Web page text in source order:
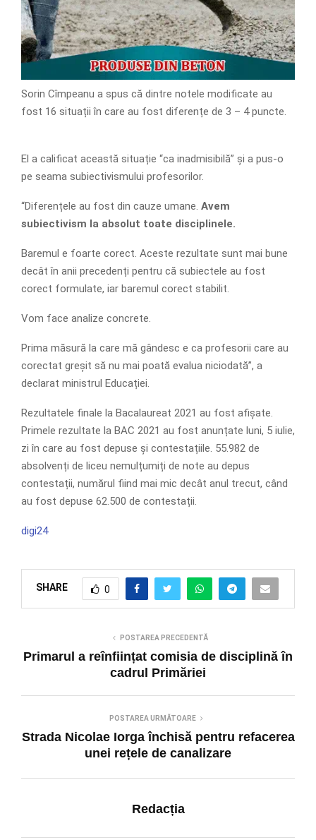
Sorin Cîmpeanu a spus că dintre notele modificate au
fost 16 situații în care au fost diferențe de 3 – 4 puncte.
El a calificat această situație “ca inadmisibilă” și a pus-o
pe seama subiectivismului profesorilor.
“Diferențele au fost din cauze umane. Avem
subiectivism la absolut toate disciplinele.
Baremul e foarte corect. Aceste rezultate sunt mai bune
decât în anii precedenți pentru că subiectele au fost
corect formulate, iar baremul corect stabilit.
Vom face analize concrete.
Prima măsură la care mă gândesc e ca profesorii care au
corectat greșit să nu mai poată evalua niciodată”, a
declarat ministrul Educației.
Rezultatele finale la Bacalaureat 2021 au fost afișate.
Primele rezultate la BAC 2021 au fost anunțate luni, 5 iulie,
zi în care au fost depuse și contestațiile. 55.982 de
absolvenți de liceu nemulțumiți de note au depus
contestații, numărul fiind mai mic decât anul trecut, când
au fost depuse 62.500 de contestații.
digi24
SHARE 0
POSTAREA PRECEDENTĂ
Primarul a reînființat comisia de disciplină în
cadrul Primăriei
POSTAREA URMĂTOARE
Strada Nicolae Iorga închisă pentru refacerea
unei rețele de canalizare
Redacția